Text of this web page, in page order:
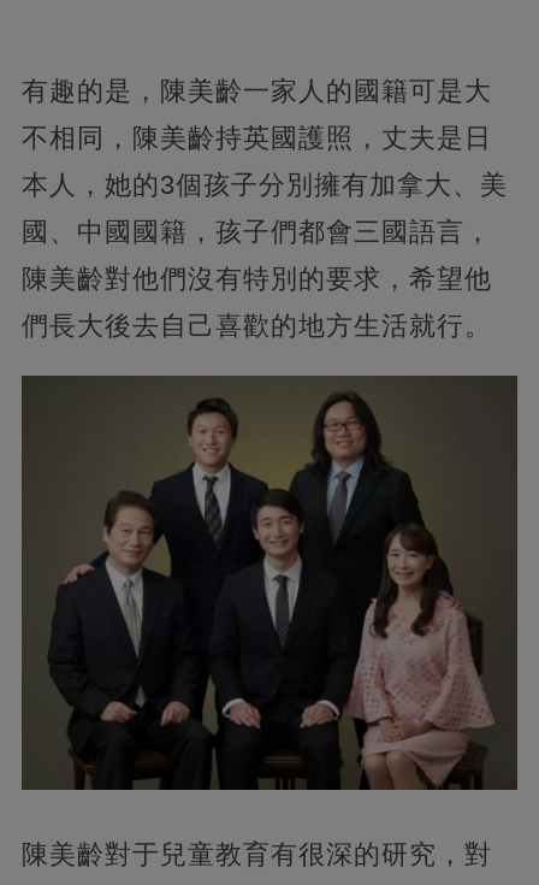
有趣的是，陳美齡一家人的國籍可是大
不相同，陳美齡持英國護照，丈夫是日
本人，她的3個孩子分別擁有加拿大、美
國、中國國籍，孩子們都會三國語言，
陳美齡對他們沒有特別的要求，希望他
們長大後去自己喜歡的地方生活就行。
陳美齡對于兒童教育有很深的研究，對